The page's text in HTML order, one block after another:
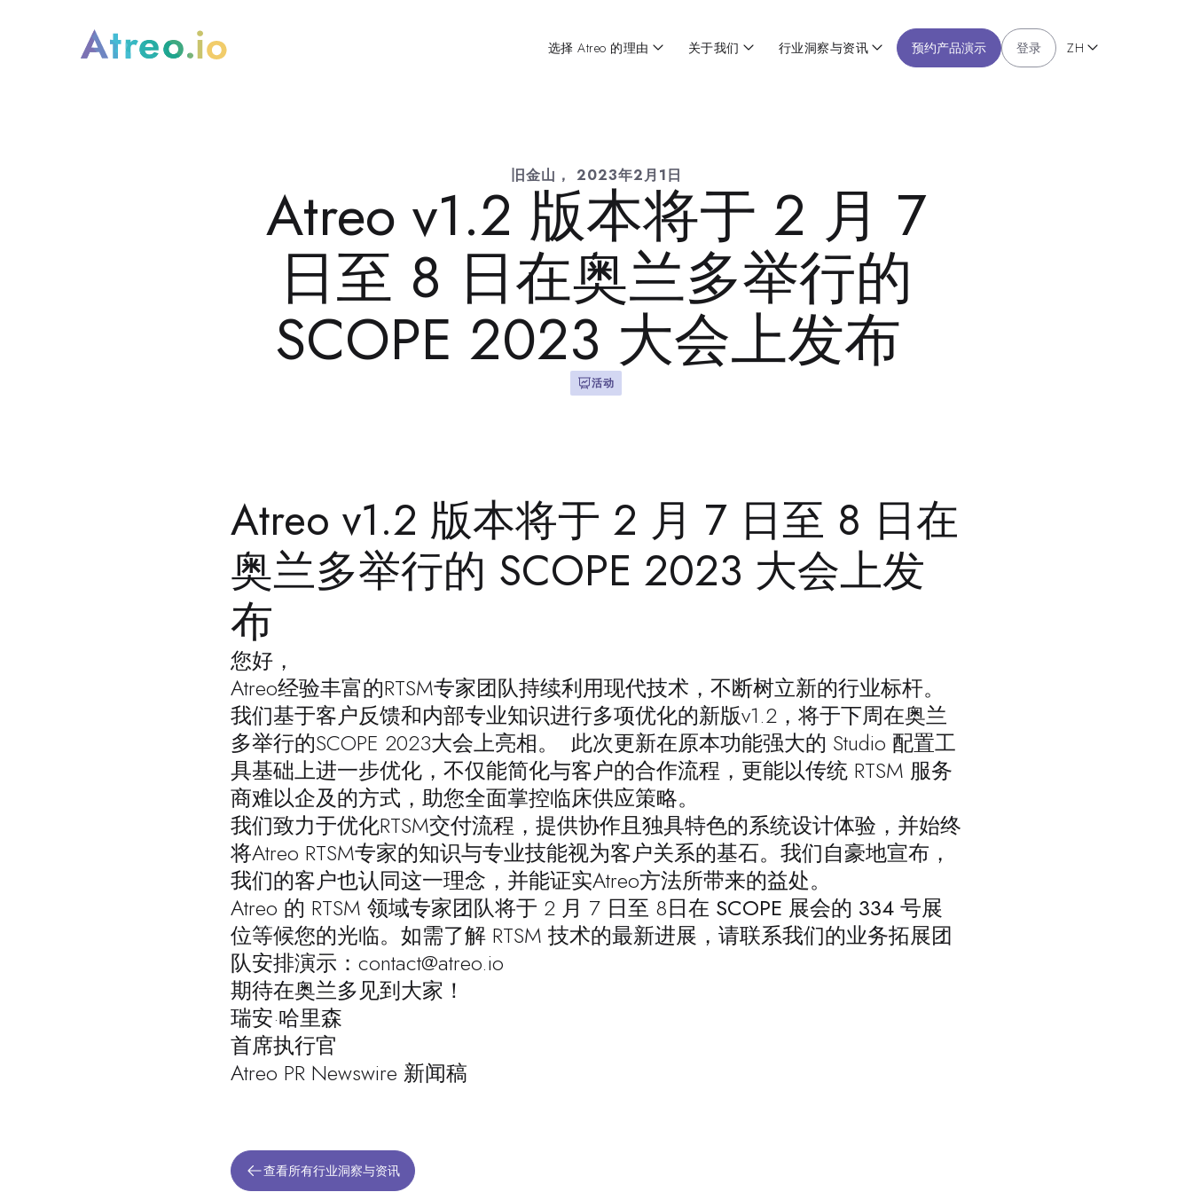
选择 Atreo 的理由 关于我们 行业洞察与资讯 预约产品演示 登录 ZH
旧金山， 2023年2月1日
Atreo v1.2 版本将于 2 月 7
日至 8 日在奥兰多举行的
SCOPE 2023 大会上发布
活动
Atreo v1.2 版本将于 2 月 7 日至 8 日在
奥兰多举行的 SCOPE 2023 大会上发
布
您好，
Atreo经验丰富的RTSM专家团队持续利用现代技术，不断树立新的行业标杆。
我们基于客户反馈和内部专业知识进行多项优化的新版v1.2， 将于下周在奥兰
多举行的SCOPE 2023大会上亮相。 此次更新在原本功能强大的 Studio 配置工
具基础上进一步优化，不仅能简化与客户的合作流程，更能以传统 RTSM 服务
商难以企及的方式，助您全面掌控临床供应策略。
我们致力于优化RTSM交付流程，提供协作且独具特色的系统设计体验，并始终
将Atreo RTSM专家的知识与专业技能视为客户关系的基石。我们自豪地宣布，
我们的客户也认同这一理念，并能证实Atreo方法所带来的益处。
Atreo 的 RTSM 领域专家团队将于 2 月 7 日至 8日在 SCOPE 展会的 334 号展
位等候您的光临。如需了解 RTSM 技术的最新进展，请联系我们的业务拓展团
队安排演示： contact@atreo.io
期待在奥兰多见到大家！
瑞安·哈里森
首席执行官
Atreo PR Newswire 新闻稿
查看所有行业洞察与资讯